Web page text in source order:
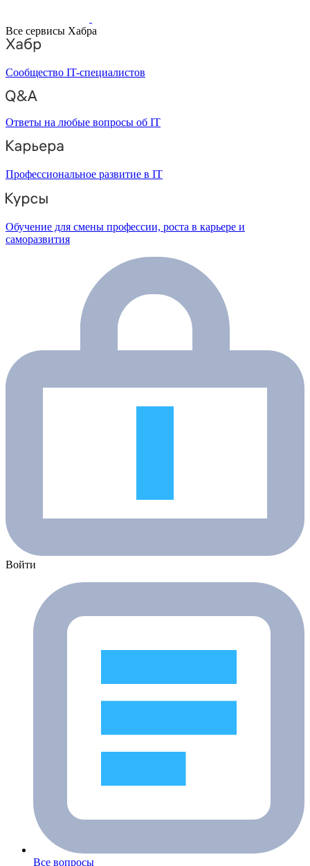
Все сервисы Хабра
Сообщество IT-специалистов
Ответы на любые вопросы об IT
Профессиональное развитие в IT
Обучение для смены профессии, роста в карьере и
саморазвития
Войти
Все вопросы